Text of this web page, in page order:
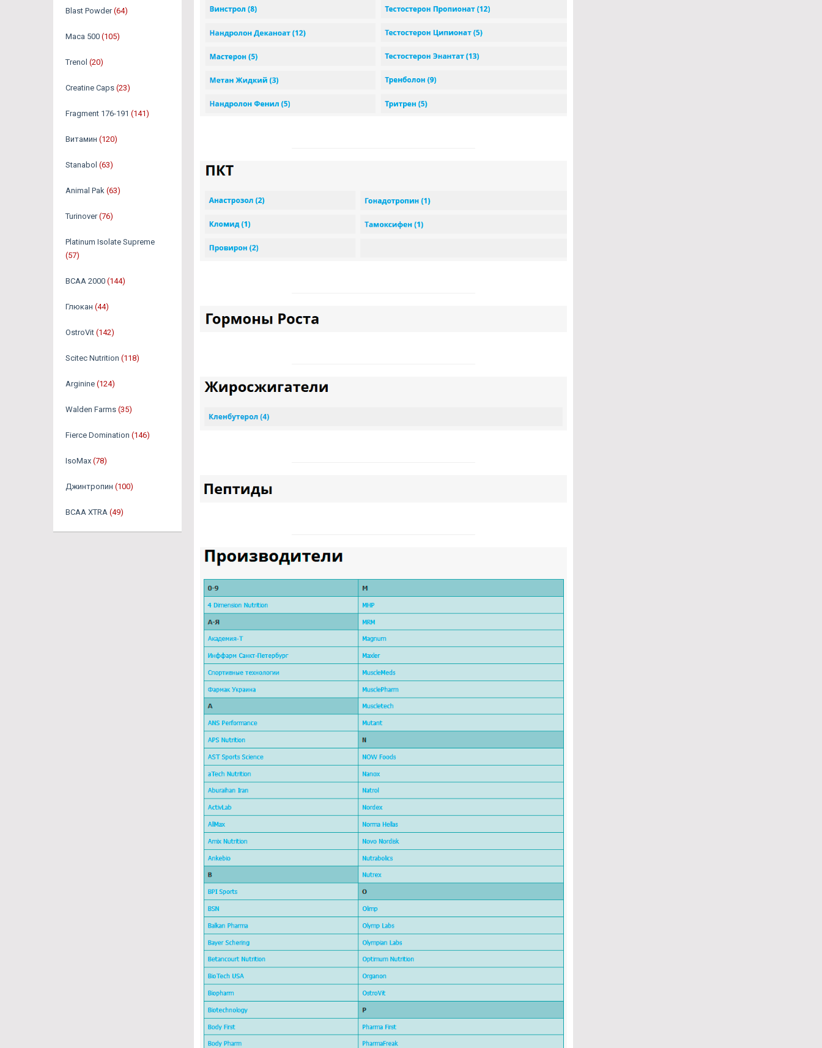
Blast Powder (64)
Maca 500 (105)
Trenol (20)
Creatine Caps (23)
Fragment 176-191 (141)
Витамин (120)
Stanabol (63)
Animal Pak (63)
Turinover (76)
Platinum Isolate Supreme
(57)
BCAA 2000 (144)
Глюкан (44)
OstroVit (142)
Scitec Nutrition (118)
Arginine (124)
Walden Farms (35)
Fierce Domination (146)
IsoMax (78)
Джинтропин (100)
BCAA XTRA (49)